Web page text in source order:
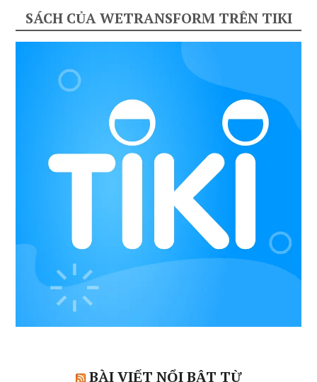
SÁCH CỦA WETRANSFORM TRÊN TIKI
BÀI VIẾT NỔI BẬT TỪ